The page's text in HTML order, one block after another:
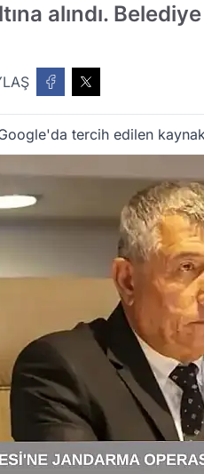
alındı.
Google'da tercih edilen